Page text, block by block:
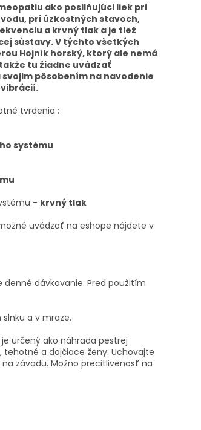
ako posilňujúci liek pri
pri úzkostných stavoch,
a krvný tlak a je tiež
sústavy.V týchto všetkých
Hojník horský, ktorý ale nemá
tu žiadne uvádzať
pôsobením na navodenie
tvrdenia :
systému
- krvný tlak
uvádzať na eshope nájdete v
denné dávkovanie. Pred použitím
a v mraze.
určený ako náhrada pestrej
tehotné a dojčiace ženy. Uchovajte
závadu. Možno precitlivenosť na